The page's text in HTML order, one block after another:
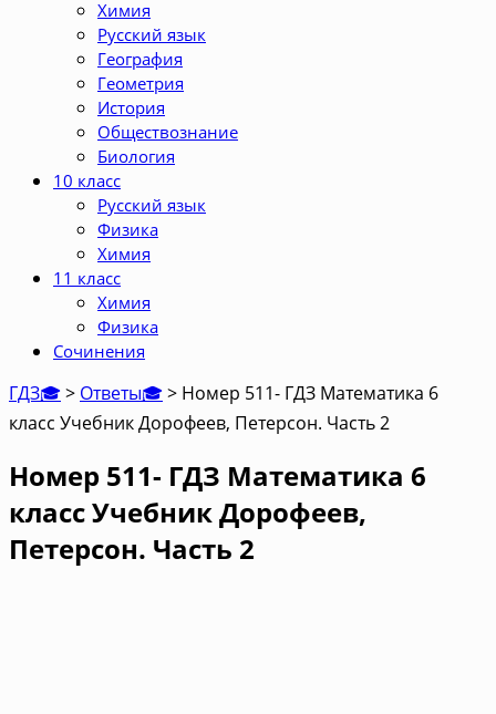
Химия
Русский язык
География
Геометрия
История
Обществознание
Биология
10 класс
Русский язык
Физика
Химия
11 класс
Химия
Физика
Сочинения
ГДЗ🎓> Ответы🎓> Номер 511- ГДЗ Математика 6
класс Учебник Дорофеев, Петерсон. Часть 2
Номер 511- ГДЗ Математика 6
класс Учебник Дорофеев,
Петерсон. Часть 2